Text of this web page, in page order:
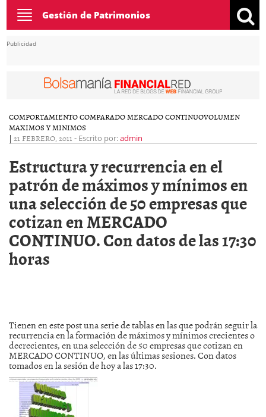
Toggle
navigation
Gestión de Patrimonios
Publicidad
COMPORTAMIENTO COMPARADO MERCADO CONTINUOVOLUMEN
MAXIMOS Y MINIMOS
| 21 FEBRERO, 2011 - Escrito por:admin
Estructura y recurrencia en el
patrón de máximos y mínimos en
una selección de 50 empresas que
cotizan en MERCADO
CONTINUO. Con datos de las 17:30
horas
Tienen en este post una serie de tablas en las que podrán seguir la
recurrencia en la formación de máximos y mínimos crecientes o
decrecientes, en una selección de 50 empresas que cotizan en
MERCADO CONTINUO, en las últimas sesiones. Con datos
tomados en la sesión de hoy a las 17:30.